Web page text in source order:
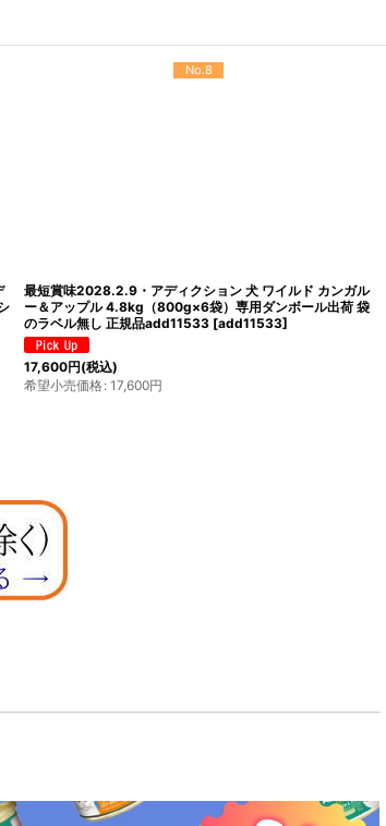
No.12
最短賞味2027.10・ミルク本舗 オランダ産100％奇跡のヤ
ギミルク 100g 犬猫用 全脂粉乳 パウダー 無添加 無調整
mi80159 [mi80159]
1,980 円(税込)
希望小売価格: 1,980